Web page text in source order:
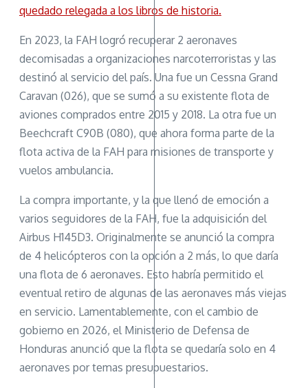
quedado relegada a los libros de historia.
En 2023, la FAH logró recuperar 2 aeronaves
decomisadas a organizaciones narcoterroristas y las
destinó al servicio del país. Una fue un Cessna Grand
Caravan (026), que se sumó a su existente flota de
aviones comprados entre 2015 y 2018. La otra fue un
Beechcraft C90B (080), que ahora forma parte de la
flota activa de la FAH para misiones de transporte y
vuelos ambulancia.
La compra importante, y la que llenó de emoción a
varios seguidores de la FAH, fue la adquisición del
Airbus H145D3. Originalmente se anunció la compra
de 4 helicópteros con la opción a 2 más, lo que daría
una flota de 6 aeronaves. Esto habría permitido el
eventual retiro de algunas de las aeronaves más viejas
en servicio. Lamentablemente, con el cambio de
gobierno en 2026, el Ministerio de Defensa de
Honduras anunció que la flota se quedaría solo en 4
aeronaves por temas presupuestarios.